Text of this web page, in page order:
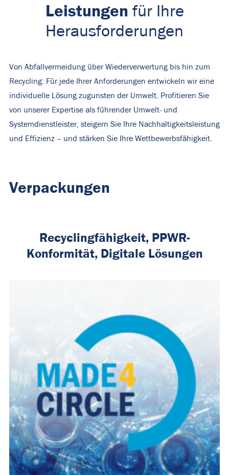
Leistungen für Ihre
Herausforderungen
Von Abfallvermeidung über Wiederverwertung bis hin zum
Recycling: Für jede Ihrer Anforderungen entwickeln wir eine
individuelle Lösung zugunsten der Umwelt. Profitieren Sie
von unserer Expertise als führender Umwelt- und
Systemdienstleister, steigern Sie Ihre Nachhaltigkeitsleistung
und Effizienz – und stärken Sie Ihre Wettbewerbsfähigkeit.
Verpackungen
Recyclingfähigkeit, PPWR-
Konformität, Digitale Lösungen